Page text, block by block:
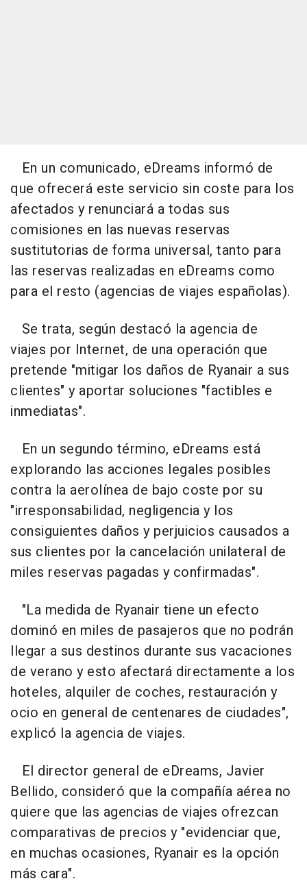
En un comunicado, eDreams informó de
que ofrecerá este servicio sin coste para los
afectados y renunciará a todas sus
comisiones en las nuevas reservas
sustitutorias de forma universal, tanto para
las reservas realizadas en eDreams como
para el resto (agencias de viajes españolas).
Se trata, según destacó la agencia de
viajes por Internet, de una operación que
pretende "mitigar los daños de Ryanair a sus
clientes" y aportar soluciones "factibles e
inmediatas".
En un segundo término, eDreams está
explorando las acciones legales posibles
contra la aerolínea de bajo coste por su
"irresponsabilidad, negligencia y los
consiguientes daños y perjuicios causados a
sus clientes por la cancelación unilateral de
miles reservas pagadas y confirmadas".
"La medida de Ryanair tiene un efecto
dominó en miles de pasajeros que no podrán
llegar a sus destinos durante sus vacaciones
de verano y esto afectará directamente a los
hoteles, alquiler de coches, restauración y
ocio en general de centenares de ciudades",
explicó la agencia de viajes.
El director general de eDreams, Javier
Bellido, consideró que la compañía aérea no
quiere que las agencias de viajes ofrezcan
comparativas de precios y "evidenciar que,
en muchas ocasiones, Ryanair es la opción
más cara".